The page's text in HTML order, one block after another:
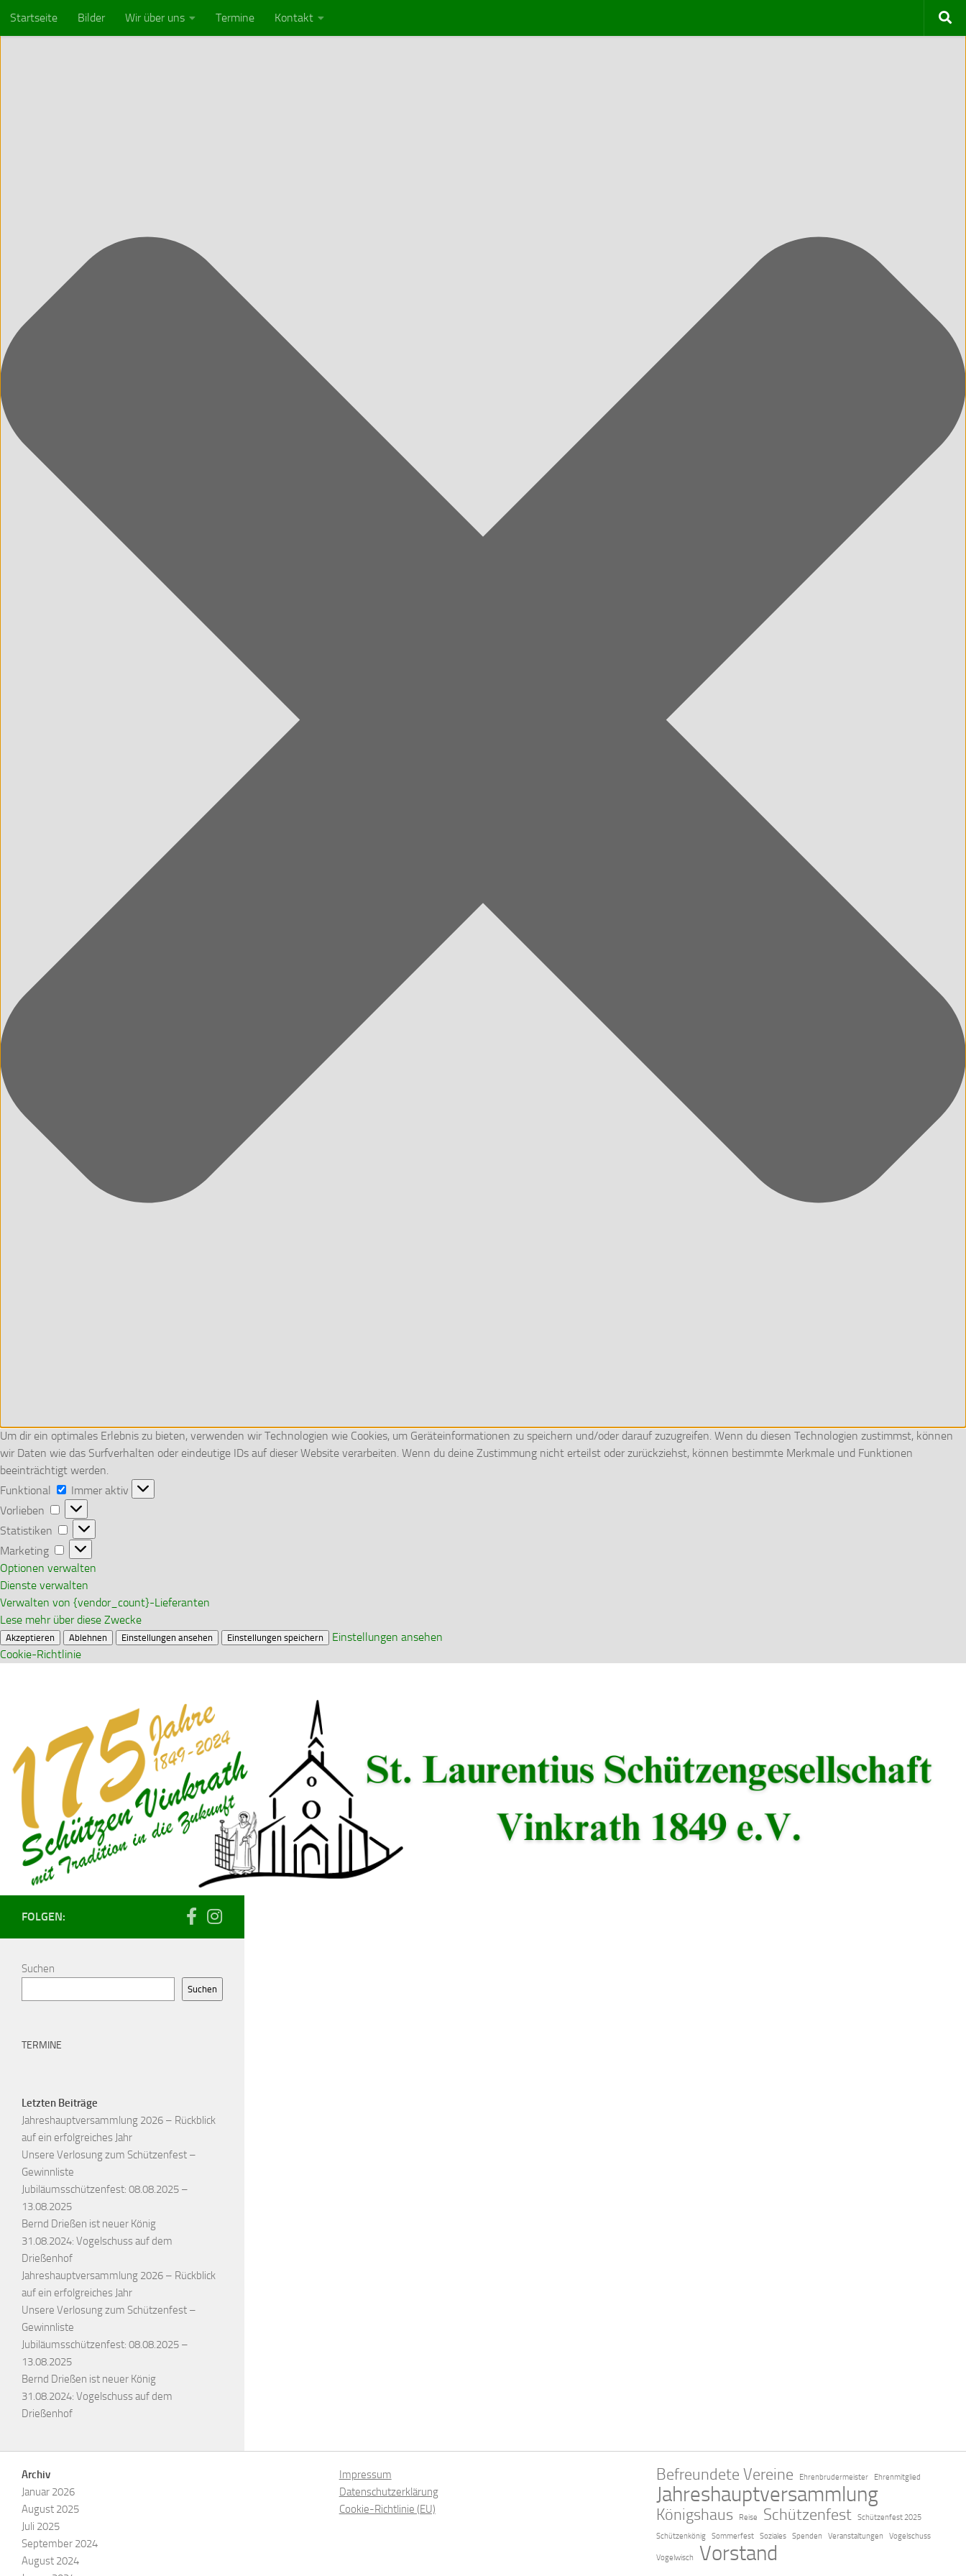
Um dir ein optimales Erlebnis zu bieten, verwenden wir Technologien wie Cookies, um Geräteinformationen zu speichern und/oder darauf zuzugreifen. Wenn du diesen Technologien zustimmst, können
wir Daten wie das Surfverhalten oder eindeutige IDs auf dieser Website verarbeiten. Wenn du deine Zustimmung nicht erteilst oder zurückziehst, können bestimmte Merkmale und Funktionen
beeinträchtigt werden.
Funktional
Funktional
Immer aktiv
Vorlieben
Vorlieben
Statistiken
Statistiken
Marketing
Marketing
Optionen verwalten
Dienste verwalten
Verwalten von {vendor_count}-Lieferanten
Lese mehr über diese Zwecke
Akzeptieren Ablehnen Einstellungen ansehen Einstellungen speichern
Einstellungen ansehen
Cookie-Richtlinie
Startseite Bilder Wir über uns Termine Kontakt
FOLGEN:
Suchen
Suchen
TERMINE
Letzten Beiträge
Jahreshauptversammlung 2026 – Rückblick
auf ein erfolgreiches Jahr
Unsere Verlosung zum Schützenfest –
Gewinnliste
Jubiläumsschützenfest: 08.08.2025 –
13.08.2025
Bernd Drießen ist neuer König
31.08.2024: Vogelschuss auf dem
Drießenhof
Jahreshauptversammlung 2026 – Rückblick
auf ein erfolgreiches Jahr
Unsere Verlosung zum Schützenfest –
Gewinnliste
Jubiläumsschützenfest: 08.08.2025 –
13.08.2025
Bernd Drießen ist neuer König
31.08.2024: Vogelschuss auf dem
Drießenhof
Archiv
Januar 2026
August 2025
Juli 2025
September 2024
August 2024
Impressum
Datenschutzerklärung
Cookie-Richtlinie (EU)
Befreundete Vereine Ehrenbrudermeister Ehrenmitglied
Jahreshauptversammlung
Königshaus Reise Schützenfest
Schützenfest 2025
Schützenkönig
Sommerfest Soziales Spenden Veranstaltungen Vogelschuss
Vogelwisch Vorstand